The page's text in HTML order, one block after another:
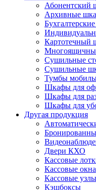
Абонентский
Архивные
Картотечный
Сушильные
Сушильные
Тумбы
Шкафы для
Шкафы для
Шкафы для
Другая продукция
Двери КХО
Кассовые
Кассовые окна
Кассовые узлы
Кэшбоксы